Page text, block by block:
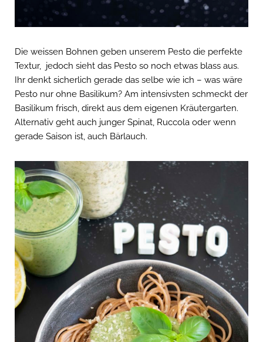
Die weissen Bohnen geben unserem Pesto die perfekte
Textur, jedoch sieht das Pesto so noch etwas blass aus.
Ihr denkt sicherlich gerade das selbe wie ich – was wäre
Pesto nur ohne Basilikum? Am intensivsten schmeckt der
Basilikum frisch, direkt aus dem eigenen Kräutergarten.
Alternativ geht auch junger Spinat, Ruccola oder wenn
gerade Saison ist, auch Bärlauch.